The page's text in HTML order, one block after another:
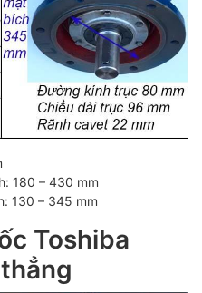
180 – 430 mm
130 – 345 mm
Toshiba